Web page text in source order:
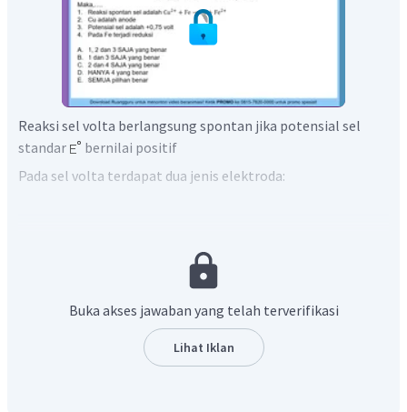
Reaksi sel volta berlangsung spontan jika potensial sel
standar
bernilai positif
Pada sel volta terdapat dua jenis elektroda:
Katoda: Tempat terjadinya reaksi reduksi, serta
yang lebih besar
yang lebih kecil sehingga berfungsi
sebagai anoda, sedangkan Cu memiliki nilai
Buka akses jawaban yang telah terverifikasi
Lihat Iklan